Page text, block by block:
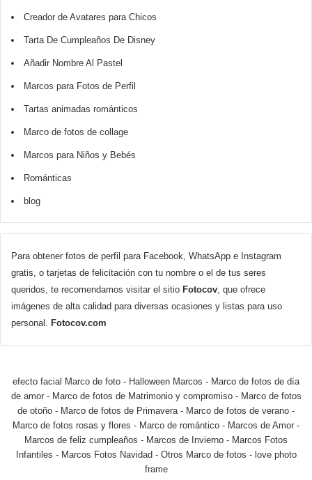
Creador de Avatares para Chicos
Tarta De Cumpleaños De Disney
Añadir Nombre Al Pastel
Marcos para Fotos de Perfil
Tartas animadas románticos
Marco de fotos de collage
Marcos para Niños y Bebés
Románticas
blog
Para obtener fotos de perfil para Facebook, WhatsApp e Instagram
gratis, o tarjetas de felicitación con tu nombre o el de tus seres
queridos, te recomendamos visitar el sitio Fotocov , que ofrece
imágenes de alta calidad para diversas ocasiones y listas para uso
personal. Fotocov.com
efecto facial Marco de foto - Halloween Marcos - Marco de fotos de día
de amor- Marco de fotos de Matrimonio y compromiso- Marco de fotos
de otoño - Marco de fotos de Primavera - Marco de fotos de verano -
Marco de fotos rosas y flores - Marco de romántico - Marcos de Amor -
Marcos de feliz cumpleaños - Marcos de Invierno - Marcos Fotos
Infantiles - Marcos Fotos Navidad- Otros Marco de fotos - love photo
frame